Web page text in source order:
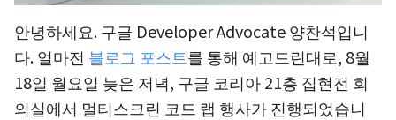
안녕하세요. 구글 Developer Advocate 양찬석입니
다. 얼마전 블로그 포스트를 통해 예고드린대로, 8월
18일 월요일 늦은 저녁, 구글 코리아 21층 집현전 회
의실에서 멀티스크린 코드 랩 행사가 진행되었습니